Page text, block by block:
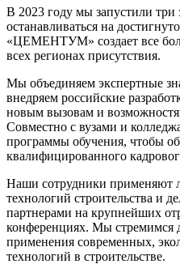
В 2023 году мы запустили три
останавливаться на
«ЦЕМЕНТУМ» создает все
всех регионах присутствия.
Мы объединяем экспертные
внедряем российские
новым вызовам и
Совместно с вузами и
программы обучения, чтобы
квалифицированного
Наши сотрудники применяют
технологий строительства и
партнерами на крупнейших
конференциях. Мы стремимся
применения современных,
технологий в строительстве.